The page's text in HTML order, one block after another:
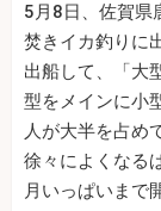
5月8日、佐賀県
焚きイカ釣りに
出船して、「大
型をメインに小
人が大半を占め
徐々によくなる
月いっぱいまで